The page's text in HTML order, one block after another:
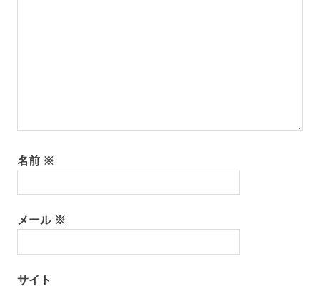
名前 ※
メール ※
サイト